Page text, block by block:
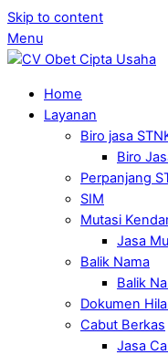
Skip to content
Menu
Home
Layanan
Biro jasa
Biro
Perpanjang
SIM
Mutasi
Jasa
Balik Nama
Balik
Dokumen
Cabut Berkas
Jasa